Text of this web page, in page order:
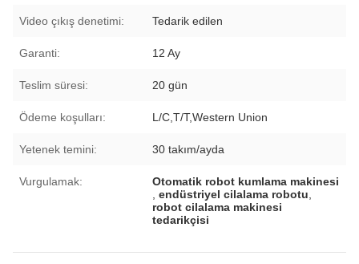
Video çıkış denetimi: Tedarik edilen
Garanti: 12 Ay
Teslim süresi: 20 gün
Ödeme koşulları: L/C,T/T,Western Union
Yetenek temini: 30 takım/ayda
Vurgulamak:
Otomatik robot kumlama makinesi
,endüstriyel cilalama robotu
robot cilalama makinesi
tedarikçisi